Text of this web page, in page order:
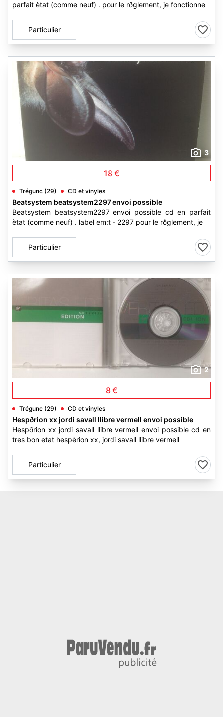
parfait ètat (comme neuf) . pour le rðglement, je fonctionne
Particulier
3
18 €
Trégunc (29) CD et vinyles
Beatsystem beatsystem2297 envoi possible
Beatsystem beatsystem2297 envoi possible cd en parfait
ètat (comme neuf) . label em:t - 2297 pour le rðglement, je
Particulier
2
8 €
Trégunc (29) CD et vinyles
Hespðrion xx jordi savall llibre vermell envoi possible
Hespðrion xx jordi savall llibre vermell envoi possible cd en
tres bon etat hespèrion xx, jordi savall llibre vermell
Particulier